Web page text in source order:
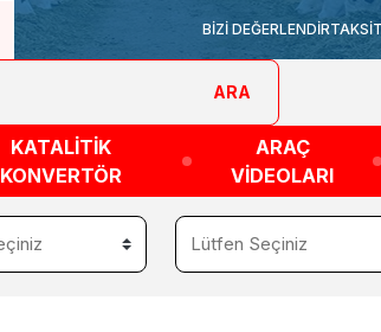
BİZİ DEĞERLENDİR
ARA
KATALİTİK
KONVERTÖR
ARAÇ
VİDEOLARI